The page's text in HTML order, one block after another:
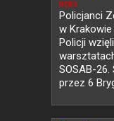
NEWS
Policjanci
w
Policji
SOSAB-
przez 6